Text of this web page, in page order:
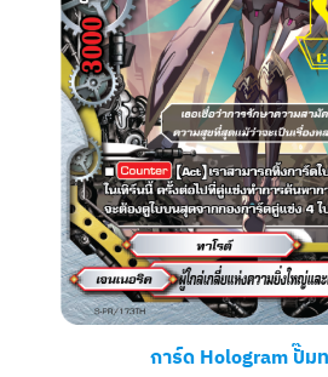
การ์ด Hologram ปั๊ม